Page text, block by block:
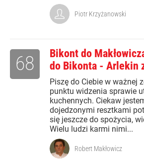
Piotr Krzyżanowski
Bikont do
do Bikonta - Arlekin
Piszę do Ciebie w ważnej
punktu widzenia sprawie
kuchennych. Ciekaw
dojedzonymi resztkami
się jeszcze do spożycia,
Wielu ludzi karmi nimi...
68
Robert Makłowicz